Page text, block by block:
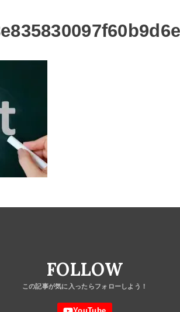
FOLLOW